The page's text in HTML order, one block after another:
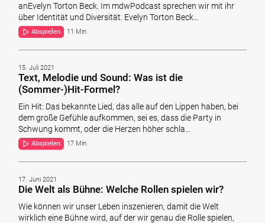
anEvelyn Torton Beck. Im mdwPodcast sprechen wir mit ihr
über Identität und Diversität. Evelyn Torton Beck…
Abspielen 11 Min.
15. Juli 2021
Text, Melodie und Sound: Was ist die
(Sommer-)Hit-Formel?
Ein Hit: Das bekannte Lied, das alle auf den Lippen haben, bei
dem große Gefühle aufkommen, sei es, dass die Party in
Schwung kommt, oder die Herzen höher schla…
Abspielen 17 Min.
17. Juni 2021
Die Welt als Bühne: Welche Rollen spielen wir?
Wie können wir unser Leben inszenieren, damit die Welt
wirklich eine Bühne wird, auf der wir genau die Rolle spielen,